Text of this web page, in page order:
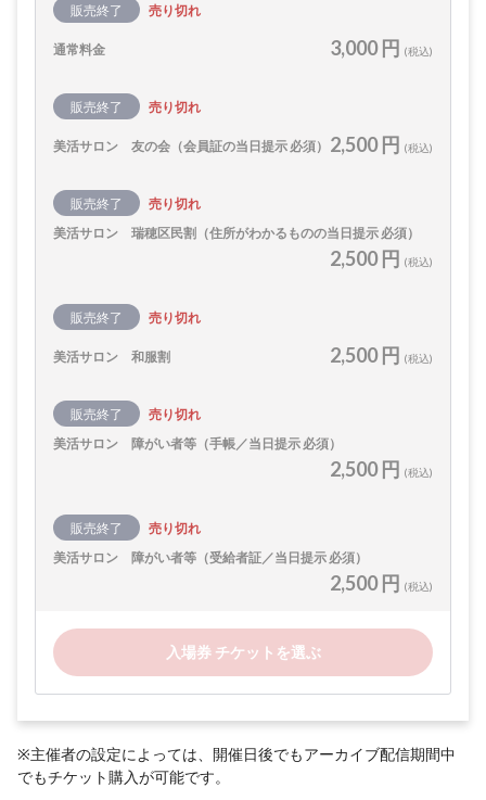
販売終了 売り切れ
通常料金 3,000 円 (税込)
販売終了 売り切れ
美活サロン 友の会（会員証の当日提示 必須） 2,500 円 (税込)
販売終了
売り切れ
美活サロン 瑞穂区民割（住所がわかるものの当日提示 必須）
2,500 円 (税込)
販売終了 売り切れ
美活サロン 和服割 2,500 円 (税込)
販売終了
売り切れ
美活サロン 障がい者等（手帳／当日提示 必須）
2,500 円 (税込)
販売終了
売り切れ
美活サロン 障がい者等（受給者証／当日提示 必須）
2,500 円 (税込)
入場券 チケットを選ぶ
※主催者の設定によっては、開催日後でもアーカイブ配信期間中
でもチケット購入が可能です。